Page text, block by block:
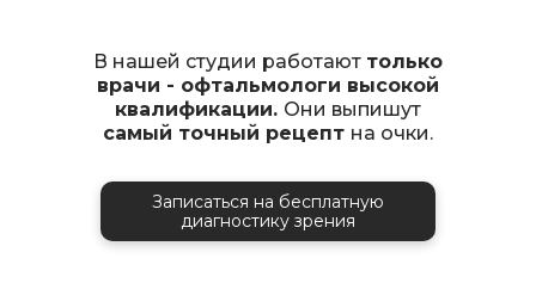
В нашей студии работают только
врачи - офтальмологи высокой
квалификации. Они выпишут
самый точный рецепт на очки.
Записаться на бесплатную
диагностику зрения